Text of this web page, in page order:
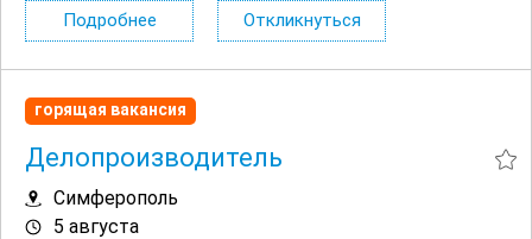
безопасности персонала и посетителей обьекта,
взаимодействие с персоналом обьекта....
Подробнее Откликнуться
горящая вакансия
Делопроизводитель
Симферополь
5 августа